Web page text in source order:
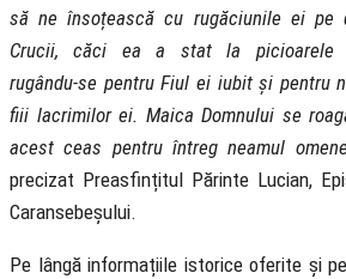
să ne însoțească cu rugăciunile ei pe
Crucii, căci ea a stat la picioarele
rugându-se pentru Fiul ei iubit și pentru
fiii lacrimilor ei. Maica Domnului se
acest ceas pentru întreg neamul
precizat Preasfințitul Părinte Lucian,
Caransebeșului.
Pe lângă informațiile istorice oferite și